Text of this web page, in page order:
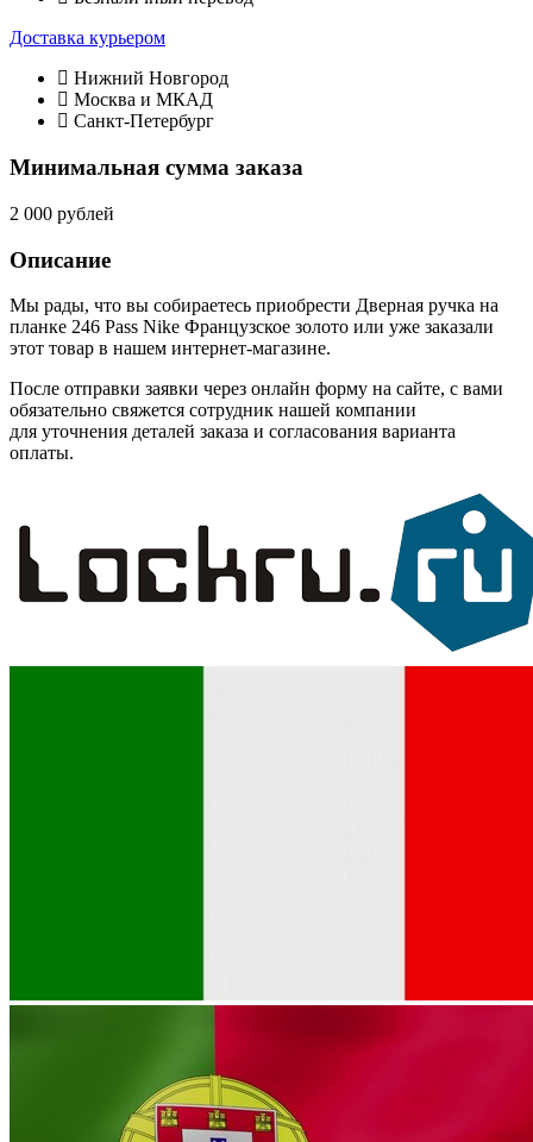
Доставка курьером
Нижний Новгород
Москва и МКАД
Санкт-Петербург
Минимальная сумма заказа
2 000 рублей
Описание
Мы рады, что вы собираетесь приобрести Дверная ручка на
планке 246 Pass Nike Французское золото или уже заказали
этот товар в нашем интернет-магазине.
После отправки заявки через онлайн форму на сайте, с вами
обязательно свяжется сотрудник нашей компании
для уточнения деталей заказа и согласования варианта
оплаты.